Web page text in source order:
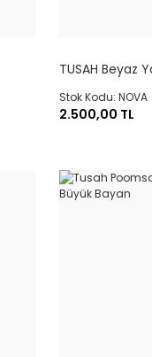
TUSAH Beyaz
Stok Kodu: NOVA
2.500,00 TL